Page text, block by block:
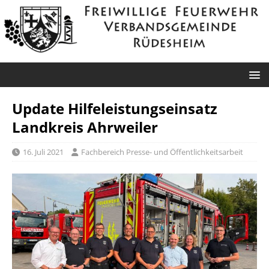
Update Hilfeleistungseinsatz
Landkreis Ahrweiler
16. Juli 2021 Fachbereich Presse- und Öffentlichkeitsarbeit